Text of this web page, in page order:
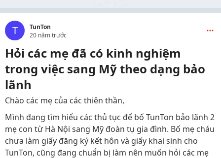
T
TunTon
20 năm trước
Hỏi các mẹ đã có kinh nghiệm
trong việc sang Mỹ theo dạng bảo
lãnh
Chào các mẹ của các thiên thần,
Mình đang tìm hiểu các thủ tục để bố TunTon bảo lãnh 2
mẹ con từ Hà Nội sang Mỹ đoàn tụ gia đình. Bố mẹ cháu
chưa làm giấy đăng ký kết hôn và giấy khai sinh cho
TunTon, cũng đang chuẩn bị làm nên muốn hỏi các mẹ